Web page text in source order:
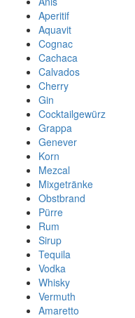
Aperitif
Aquavit
Cognac
Cachaca
Calvados
Cherry
Gin
Cocktailgewürz
Grappa
Genever
Korn
Mezcal
Mixgetränke
Obstbrand
Pürre
Rum
Sirup
Tequila
Vodka
Whisky
Vermuth
Amaretto